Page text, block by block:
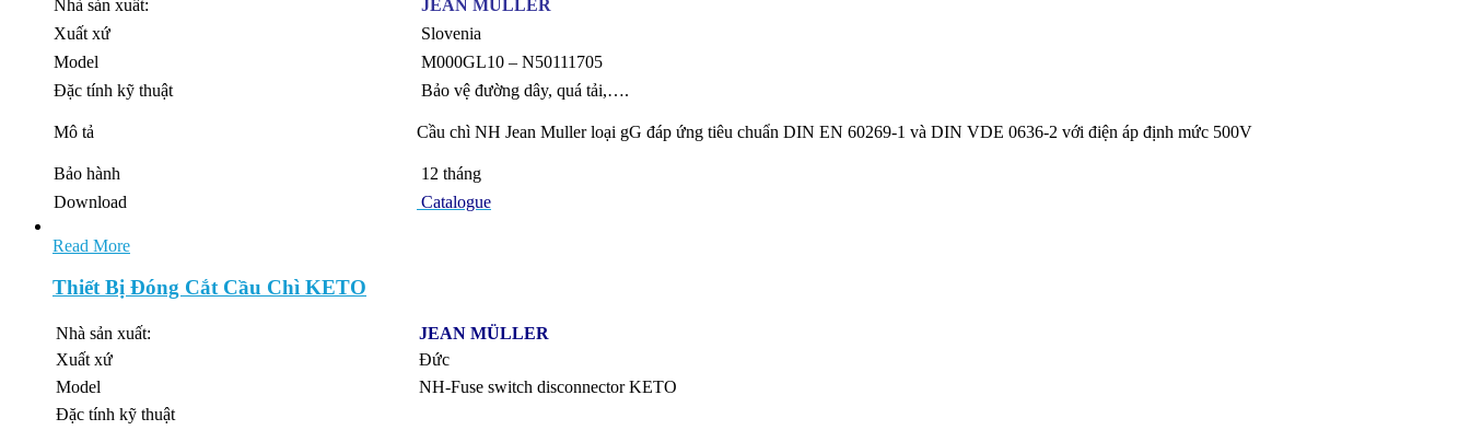
Nhà sản xuất:
JEAN MULLER
Xuất xứ
Slovenia
Model
M000GL10 – N50111705
Đặc tính kỹ thuật
Bảo vệ đường dây, quá tải,….
Mô tả Cầu chì NH Jean Muller loại gG đáp ứng tiêu chuẩn DIN EN 60269-1 và DIN VDE 0636-2 với điện áp định mức 500V
Bảo hành
12 tháng
Download
Catalogue
Read More
Thiết Bị Đóng Cắt Cầu Chì KETO
Nhà sản xuất:
JEAN MÜLLER
Xuất xứ
Đức
Model
NH-Fuse switch disconnector KETO
Đặc tính kỹ thuật